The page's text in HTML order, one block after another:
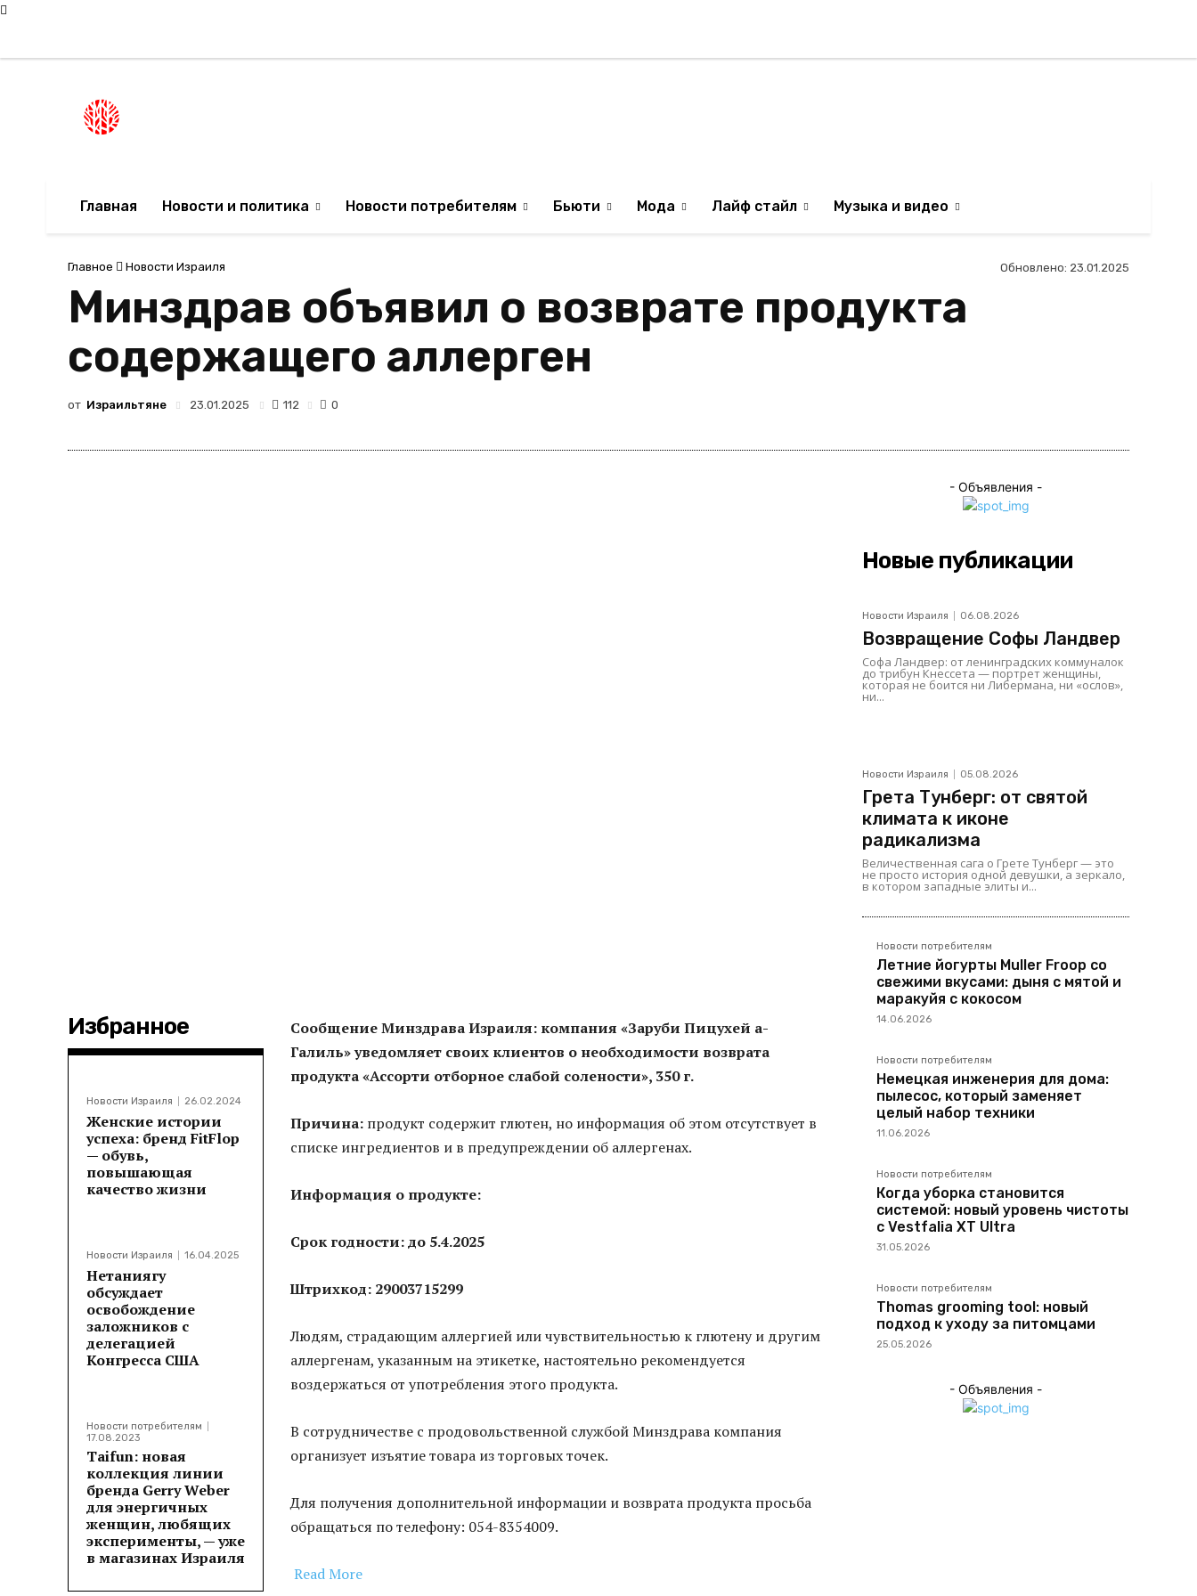
Главная Новости и политика Новости потребителям Бьюти Мода Лайф стайл Музыка и видео
Главное Новости Израиля Обновлено: 23.01.2025
Минздрав объявил о возврате продукта
содержащего аллерген
от Израильтяне 23.01.2025 112 0
Избранное
Новости Израиля 26.02.2024
Женские истории
успеха: бренд FitFlop
— обувь,
повышающая
качество жизни
Новости Израиля 16.04.2025
Нетаниягу
обсуждает
освобождение
заложников с
делегацией
Конгресса США
Новости потребителям
17.08.2023
Taifun: новая
коллекция линии
бренда Gerry Weber
для энергичных
женщин, любящих
эксперименты, — уже
в магазинах Израиля
Сообщение Минздрава Израиля: компания «Заруби Пицухей а-
Галиль» уведомляет своих клиентов о необходимости возврата
продукта «Ассорти отборное слабой солености», 350 г.
Причина: продукт содержит глютен, но информация об этом отсутствует в
списке ингредиентов и в предупреждении об аллергенах.
Информация о продукте:
Срок годности: до 5.4.2025
Штрихкод: 29003715299
Людям, страдающим аллергией или чувствительностью к глютену и другим
аллергенам, указанным на этикетке, настоятельно рекомендуется
воздержаться от употребления этого продукта.
В сотрудничестве с продовольственной службой Минздрава компания
организует изъятие товара из торговых точек.
Для получения дополнительной информации и возврата продукта просьба
обращаться по телефону: 054-8354009.
Read More
- Объявления -
Новые публикации
Новости Израиля 06.08.2026
Возвращение Софы Ландвер
Софа Ландвер: от ленинградских коммуналок
до трибун Кнессета — портрет женщины,
которая не боится ни Либермана, ни «ослов»,
ни...
Новости Израиля 05.08.2026
Грета Тунберг: от святой
климата к иконе
радикализма
Величественная сага о Грете Тунберг — это
не просто история одной девушки, а зеркало,
в котором западные элиты и...
Новости потребителям
Летние йогурты Muller Froop со
свежими вкусами: дыня с мятой и
маракуйя с кокосом
14.06.2026
Новости потребителям
Немецкая инженерия для дома:
пылесос, который заменяет
целый набор техники
11.06.2026
Новости потребителям
Когда уборка становится
системой: новый уровень чистоты
с Vestfalia XT Ultra
31.05.2026
Новости потребителям
Thomas grooming tool: новый
подход к уходу за питомцами
25.05.2026
- Объявления -